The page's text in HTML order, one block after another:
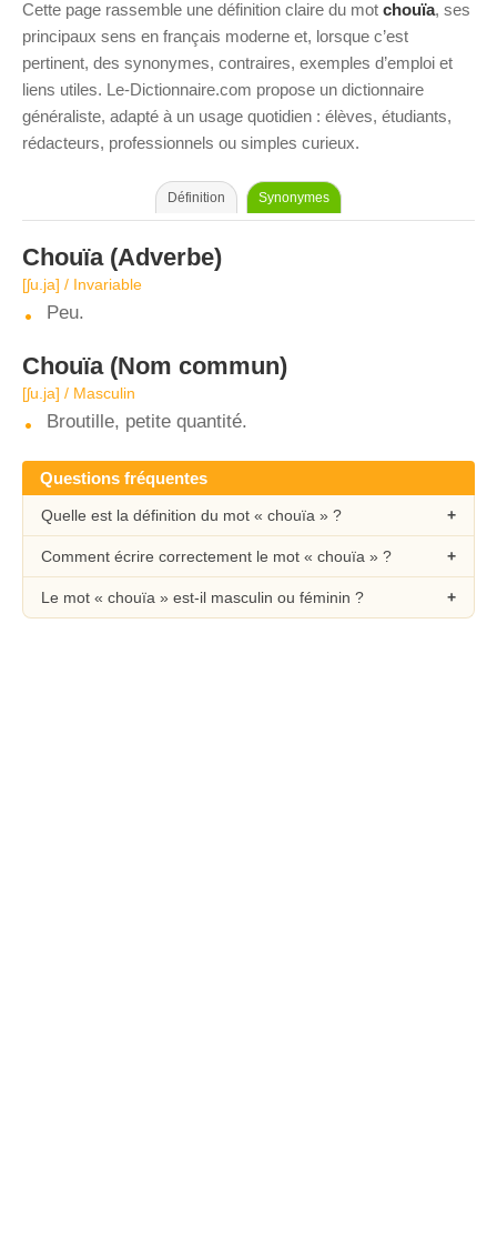
Cette page rassemble une définition claire du mot chouïa, ses
principaux sens en français moderne et, lorsque c’est
pertinent, des synonymes, contraires, exemples d’emploi et
liens utiles. Le-Dictionnaire.com propose un dictionnaire
généraliste, adapté à un usage quotidien : élèves, étudiants,
rédacteurs, professionnels ou simples curieux.
Définition Synonymes
Chouïa(Adverbe)
[ʃu.ja] / Invariable
Peu.
Chouïa(Nom commun)
[ʃu.ja] / Masculin
Broutille, petite quantité.
Questions fréquentes
Quelle est la définition du mot « chouïa » ?
Comment écrire correctement le mot « chouïa » ?
Le mot « chouïa » est-il masculin ou féminin ?